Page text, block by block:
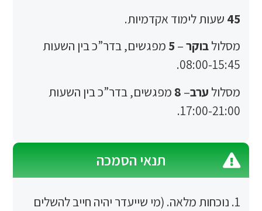
לימוד אקדמיות.
–
5מפגשים,בדר”כבין השעות
–
8מפגשים,בדר”כבין השעות
תנאי הסמכה
מלאה. (מי שייעדר יהיה חייב להשלים